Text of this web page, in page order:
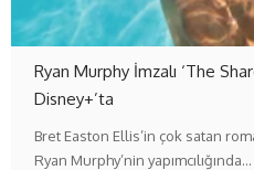
Ryan Murphy İmzalı ‘The
Disney+’ta
Bret Easton Ellis’in çok satan
Ryan Murphy’nin yapımcılığında…